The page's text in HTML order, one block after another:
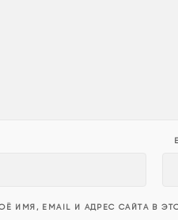
ИМЯ, EMAIL И АДРЕС САЙТА В